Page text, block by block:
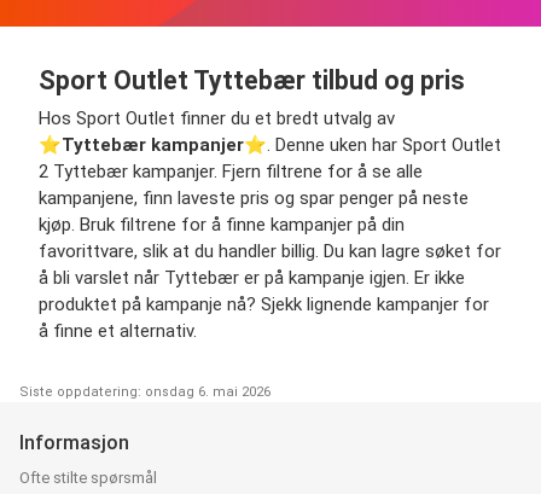
Sport Outlet Tyttebær tilbud og pris
Hos Sport Outlet finner du et bredt utvalg av
⭐️Tyttebær kampanjer⭐️. Denne uken har Sport Outlet
2 Tyttebær kampanjer. Fjern filtrene for å se alle
kampanjene, finn laveste pris og spar penger på neste
kjøp. Bruk filtrene for å finne kampanjer på din
favorittvare, slik at du handler billig. Du kan lagre søket for
å bli varslet når Tyttebær er på kampanje igjen. Er ikke
produktet på kampanje nå? Sjekk lignende kampanjer for
å finne et alternativ.
Siste oppdatering: onsdag 6. mai 2026
Informasjon
Ofte stilte spørsmål